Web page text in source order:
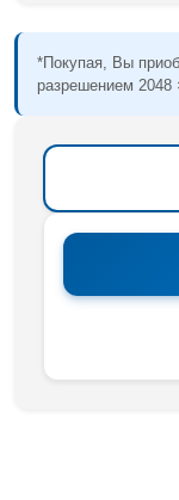
*Покупая, Вы
разрешением 2048